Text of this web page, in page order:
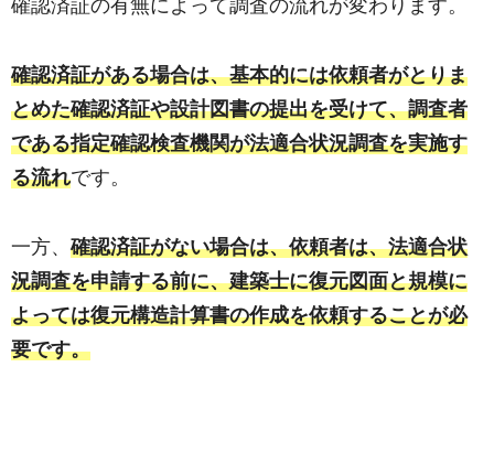
確認済証の有無によって調査の流れが変わります。
確認済証がある場合は、基本的には依頼者がとりま
とめた確認済証や設計図書の提出を受けて、調査者
である指定確認検査機関が法適合状況調査を実施す
る流れです。
一方、 確認済証がない場合は、依頼者は、法適合状
況調査を申請する前に、建築士に復元図面と規模に
よっては復元構造計算書の作成を依頼することが必
要です。